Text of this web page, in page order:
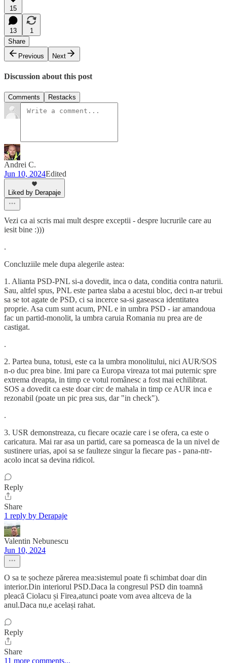
15
13
1
Share
Previous
Next
Discussion about this post
Comments Restacks
Andrei C.
Jun 10, 2024Edited
Liked by Derapaje
Vezi ca ai scris mai mult despre exceptii - despre lucrurile care au
iesit bine :)))
.
Concluziile mele dupa alegerile astea:
1. Alianta PSD-PNL si-a dovedit, inca o data, conditia contra naturii.
Sau, altfel spus, PNL este partea slaba a acestui bloc, deci n-ar trebui
sa se tot agate de PSD, ci sa incerce sa-si gaseasca identitatea
proprie. Asa cum sunt acum, PNL e in umbra PSD - iar amandoua
fac un partid-monolit, la umbra caruia Romania nu prea are de
castigat.
.
2. Partea buna, totusi, este ca la umbra monolitului, nici AUR/SOS
n-o duc prea bine. Imi pare ca Europa vireaza tot mai puternic spre
extrema dreapta, in timp ce votul românesc a fost mai echilibrat.
SOS a dovedit ca este doar circ de mahala in timp ce AUR inca e
rezonabil (poate un pic prea sus, dar "in check").
.
3. USR demonstreaza, cu fiecare ocazie care i se ofera, ca este o
caricatura. Mai rar asa un partid, care sa porneasca de la un nivel de
sustinere urias, apoi sa se faulteze singur la fiecare pas - pana-ntr-
acolo incat sa devina ridicol.
Reply
Share
1 reply by Derapaje
Valentin Nebunescu
Jun 10, 2024
O sa te șocheze părerea mea:sistemul poate fi schimbat doar din
interior.Din interiorul PSD.Daca la congresul PSD din toamnă
pleacă Ciolacu și Firea,atunci poate vom avea altceva de la
anul.Daca nu,e același rahat.
Reply
Share
11 more comments...